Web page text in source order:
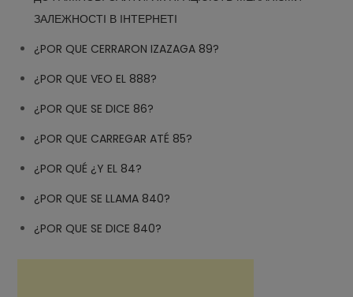
ЗАЛЕЖНОСТІ В ІНТЕРНЕТІ
¿POR QUE CERRARON IZAZAGA 89?
¿POR QUE VEO EL 888?
¿POR QUE SE DICE 86?
¿POR QUE CARREGAR ATÉ 85?
¿POR QUÉ ¿Y EL 84?
¿POR QUE SE LLAMA 840?
¿POR QUE SE DICE 840?